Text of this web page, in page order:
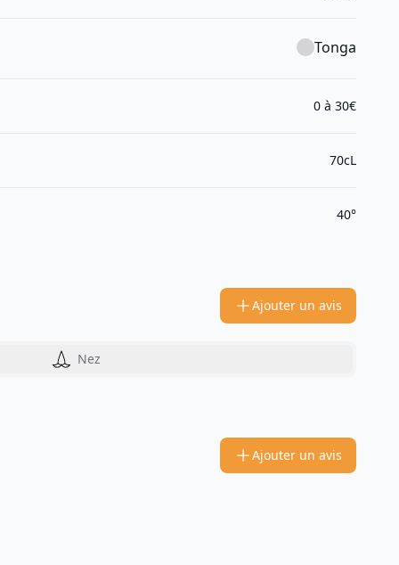
Tonga
0 à 30€
70cL
40°
Ajouter un avis
Nez
Ajouter un avis